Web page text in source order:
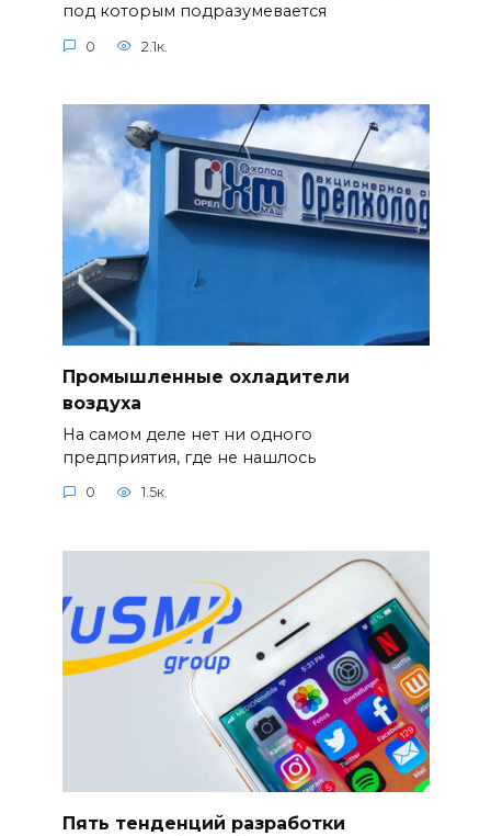
под которым подразумевается
0 2.1к.
Промышленные охладители
воздуха
На самом деле нет ни одного
предприятия, где не нашлось
0 1.5к.
Пять тенденций разработки